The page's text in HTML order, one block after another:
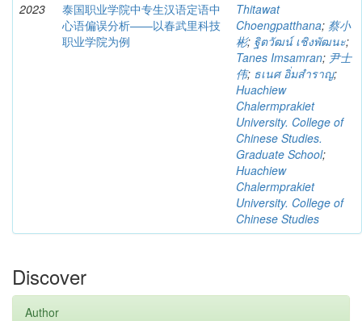
2023
泰国职业学院中专生汉语定语中
心语偏误分析——以春武里科技
职业学院为例
Thitawat
Choengpatthana; 蔡小
彬; ฐิตวัฒน์ เชิงพัฒนะ;
Tanes Imsamran; 尹士
伟; ธเนศ อิ่มสำราญ;
Huachiew
Chalermprakiet
University. College of
Chinese Studies.
Graduate School;
Huachiew
Chalermprakiet
University. College of
Chinese Studies
Discover
Author